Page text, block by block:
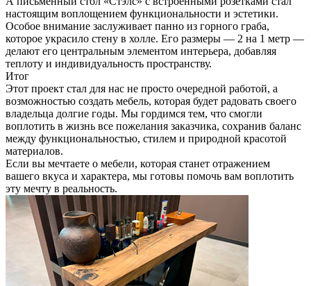
настоящим воплощением функциональности и эстетики.
Особое внимание заслуживает панно из горного граба,
которое украсило стену в холле. Его размеры — 2 на 1 метр —
делают его центральным элементом интерьера, добавляя
теплоту и индивидуальность пространству.
Итог
Этот проект стал для нас не просто очередной работой, а
возможностью создать мебель, которая будет радовать своего
владельца долгие годы. Мы гордимся тем, что смогли
воплотить в жизнь все пожелания заказчика, сохранив баланс
между функциональностью, стилем и природной красотой
материалов.
Если вы мечтаете о мебели, которая станет отражением
вашего вкуса и характера, мы готовы помочь вам воплотить
эту мечту в реальность.